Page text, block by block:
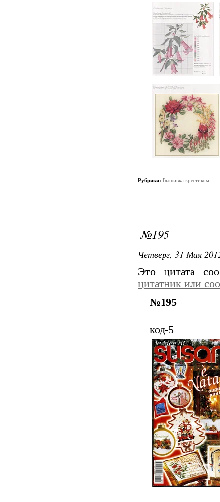
Рубрики: Вышивка крестиком
№195
Четверг, 31 Мая
Это цитата
цитатник или
№195
код-5